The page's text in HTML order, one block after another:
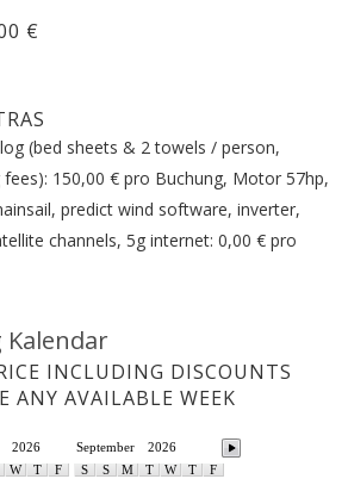
€
(bed sheets & 2 towels / person,
150,00 € pro Buchung, Motor 57hp,
predict wind software, inverter,
channels, 5g internet: 0,00 € pro
Kalendar
INCLUDING DISCOUNTS
ANY AVAILABLE WEEK
2026
W T
F
2026
September
S
S M T W T
F